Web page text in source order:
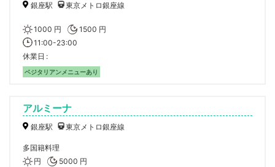
銀座駅 東京メトロ銀座線
1000 円
1500 円
11:00-23:00
休業日
ベジタリアンメニューあり
アルミーナ
銀座駅 東京メトロ銀座線
多国籍料理
円
5000 円